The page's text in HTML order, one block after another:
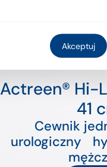
Actreen® Hi-
41
Cewnik
urologiczny
Akceptuj